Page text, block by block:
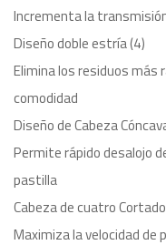
Incrementa la
Diseño doble estría (4)
Elimina los residuos más
comodidad
Diseño de Cabeza
Permite rápido desalojo
pastilla
Cabeza de cuatro
Maximiza la velocidad de